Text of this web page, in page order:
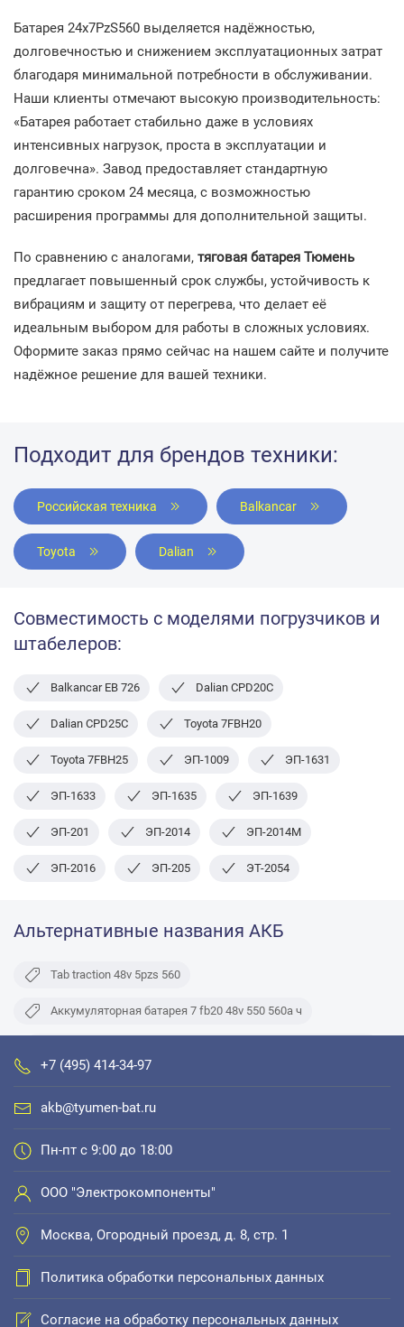
Батарея 24x7PzS560 выделяется надёжностью,
долговечностью и снижением эксплуатационных затрат
благодаря минимальной потребности в обслуживании.
Наши клиенты отмечают высокую производительность:
«Батарея работает стабильно даже в условиях
интенсивных нагрузок, проста в эксплуатации и
долговечна». Завод предоставляет стандартную
гарантию сроком 24 месяца, с возможностью
расширения программы для дополнительной защиты.
По сравнению с аналогами, тяговая батарея Тюмень
предлагает повышенный срок службы, устойчивость к
вибрациям и защиту от перегрева, что делает её
идеальным выбором для работы в сложных условиях.
Оформите заказ прямо сейчас на нашем сайте и получите
надёжное решение для вашей техники.
Подходит для брендов техники:
Российская техника Balkancar
Toyota Dalian
Совместимость с моделями погрузчиков и
штабелеров:
Balkancar ЕВ 726 Dalian CPD20C
Dalian CPD25C Toyota 7FBH20
Toyota 7FBH25 ЭП-1009 ЭП-1631
ЭП-1633 ЭП-1635 ЭП-1639
ЭП-201 ЭП-2014 ЭП-2014М
ЭП-2016 ЭП-205 ЭТ-2054
Альтернативные названия АКБ
Tab traction 48v 5pzs 560
Аккумуляторная батарея 7 fb20 48v 550 560а ч
Union 48v 7pzs 560
+7 (495) 414-34-97
akb@tyumen-bat.ru
Пн-пт с 9:00 до 18:00
ООО "Электрокомпоненты"
Москва, Огородный проезд, д. 8, стр. 1
Политика обработки персональных данных
Согласие на обработку персональных данных